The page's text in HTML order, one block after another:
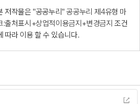
저작물은 "공공누리"공공누리 제4유형 마
:출처표시+상업적이용금지+변경금지 조건
따라 이용 할 수 있습니다.